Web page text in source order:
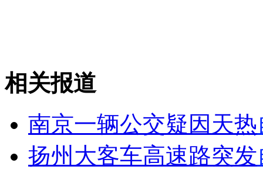
女孩北京地铁殴打老人 痛下狠手拳打脚踢
相关报道
南京一辆公交疑因天热
扬州大客车高速路突发